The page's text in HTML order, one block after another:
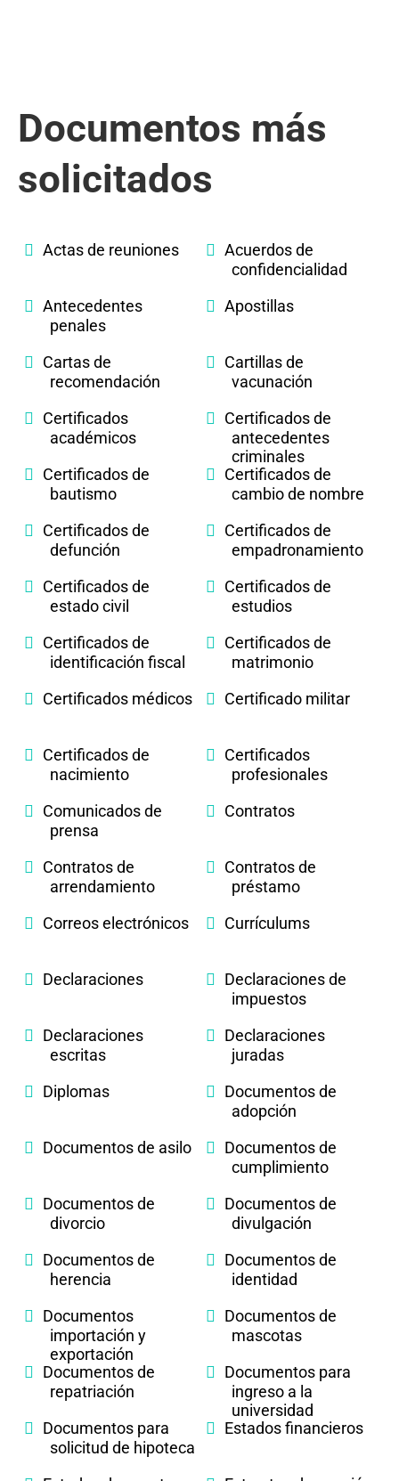
Documentos más
solicitados
Actas de reuniones
Acuerdos de
confidencialidad
Antecedentes
penales
Apostillas
Cartas de
recomendación
Cartillas de
vacunación
Certificados
académicos
Certificados de
antecedentes
criminales
Certificados de
bautismo
Certificados de
cambio de nombre
Certificados de
defunción
Certificados de
empadronamiento
Certificados de
estado civil
Certificados de
estudios
Certificados de
identificación fiscal
Certificados de
matrimonio
Certificados médicos
Certificado militar
Certificados de
nacimiento
Certificados
profesionales
Comunicados de
prensa
Contratos
Contratos de
arrendamiento
Contratos de
préstamo
Correos electrónicos
Currículums
Declaraciones
Declaraciones de
impuestos
Declaraciones
escritas
Declaraciones
juradas
Diplomas
Documentos de
adopción
Documentos de asilo
Documentos de
cumplimiento
Documentos de
divorcio
Documentos de
divulgación
Documentos de
herencia
Documentos de
identidad
Documentos
importación y
exportación
Documentos de
mascotas
Documentos de
repatriación
Documentos para
ingreso a la
universidad
Documentos para
solicitud de hipoteca
Estados financieros